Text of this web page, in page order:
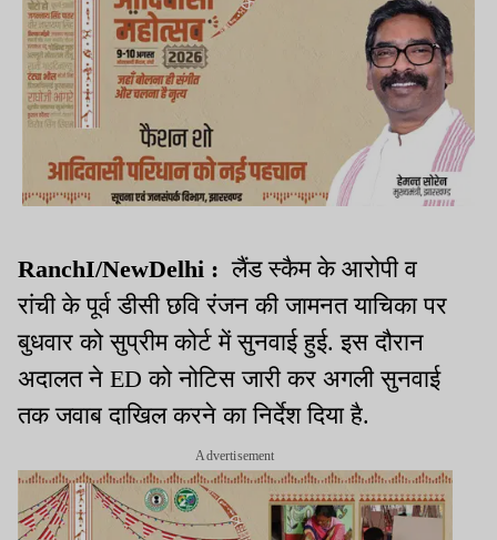
RanchI/NewDelhi : लैंड स्कैम के आरोपी व
रांची के पूर्व डीसी छवि रंजन की जामनत याचिका पर
बुधवार को सुप्रीम कोर्ट में सुनवाई हुई. इस दौरान
अदालत ने ED को नोटिस जारी कर अगली सुनवाई
तक जवाब दाखिल करने का निर्देश दिया है.
Advertisement